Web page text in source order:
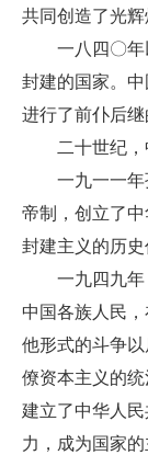
共同创造了光辉
一八四〇
封建的国家。
进行了前仆后继
二十世纪
一九一一
帝制，创立了
封建主义的历史
一九四九
中国各族人民
他形式的斗争
僚资本主义的
建立了中华人
力，成为国家的